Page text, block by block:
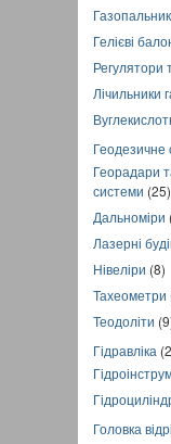
Гелієві
Регулятори
Лічильники
Геодезичне
Георадари
системи (25)
Дальноміри
Лазерні
Нівеліри (8)
Тахеометри
Теодоліти
Гідравліка
Головка